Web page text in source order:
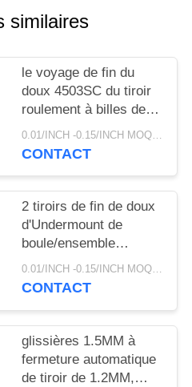
similaires
le voyage de fin du
doux 4503SC du tiroir
roulement à billes de
52mm diapositive 45
kilogrammes de
0.01/INCH -0.15/INCH MOQ:paire de 1000
CONTACT
2 tiroirs de fin de doux
d'Undermount de
boule/ensemble
glissent, de pleines
glissières de tiroir
0.01/INCH -0.15/INCH MOQ:paire de 1000
CONTACT
glissières 1.5MM à
fermeture automatique
de tiroir de 1.2MM,